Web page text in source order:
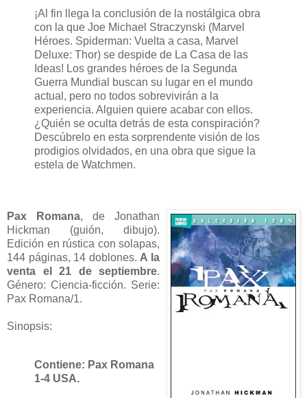
¡Al fin llega la conclusión de la nostálgica obra
con la que Joe Michael Straczynski (Marvel
Héroes. Spiderman: Vuelta a casa, Marvel
Deluxe: Thor) se despide de La Casa de las
Ideas! Los grandes héroes de la Segunda
Guerra Mundial buscan su lugar en el mundo
actual, pero no todos sobrevivirán a la
experiencia. Alguien quiere acabar con ellos.
¿Quién se oculta detrás de esta conspiración?
Descúbrelo en esta sorprendente visión de los
prodigios olvidados, en una obra que sigue la
estela de Watchmen.
Pax Romana, de Jonathan
Hickman (guión, dibujo).
Edición en rústica con solapas,
144 páginas, 14 doblones.A la
venta el 21 de septiembre.
Género: Ciencia-ficción. Serie:
Pax Romana/1.
Sinopsis:
Contiene: Pax Romana
1-4 USA.